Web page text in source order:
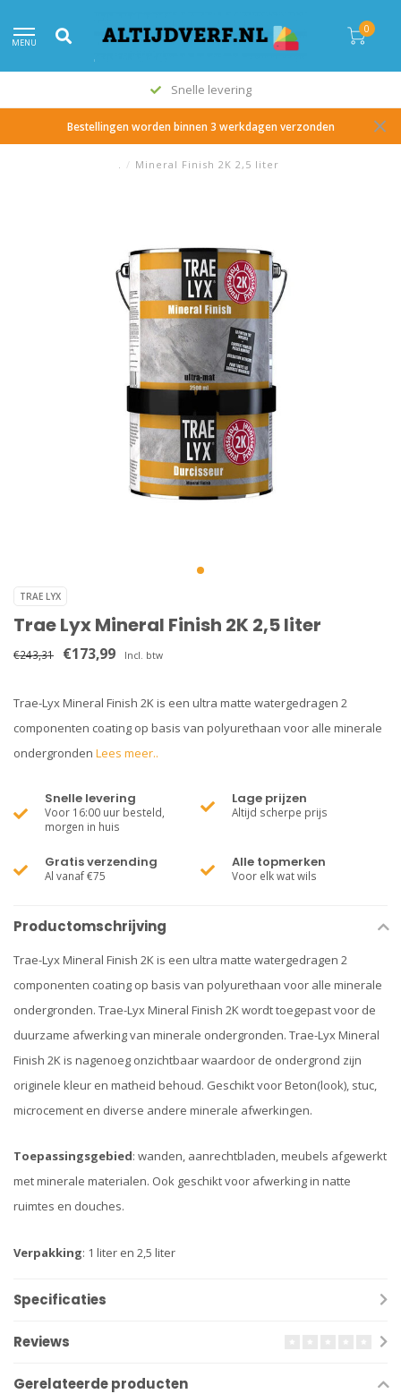
MENU
0
Snelle levering
Bestellingen worden binnen 3 werkdagen verzonden
. / Mineral Finish 2K 2,5 liter
TRAE LYX
Trae Lyx Mineral Finish 2K 2,5 liter
€243,31 €173,99 Incl. btw
Trae-Lyx Mineral Finish 2K is een ultra matte watergedragen 2
componenten coating op basis van polyurethaan voor alle minerale
ondergronden Lees meer..
Snelle levering
Voor 16:00 uur besteld,
morgen in huis
Lage prijzen
Altijd scherpe prijs
Gratis verzending
Al vanaf €75
Alle topmerken
Voor elk wat wils
Productomschrijving
Trae-Lyx Mineral Finish 2K is een ultra matte watergedragen 2
componenten coating op basis van polyurethaan voor alle minerale
ondergronden. Trae-Lyx Mineral Finish 2K wordt toegepast voor de
duurzame afwerking van minerale ondergronden. Trae-Lyx Mineral
Finish 2K is nagenoeg onzichtbaar waardoor de ondergrond zijn
originele kleur en matheid behoud. Geschikt voor Beton(look), stuc,
microcement en diverse andere minerale afwerkingen.
Toepassingsgebied: wanden, aanrechtbladen, meubels afgewerkt
met minerale materialen. Ook geschikt voor afwerking in natte
ruimtes en douches.
Verpakking: 1 liter en 2,5 liter
Specificaties
Reviews
Gerelateerde producten